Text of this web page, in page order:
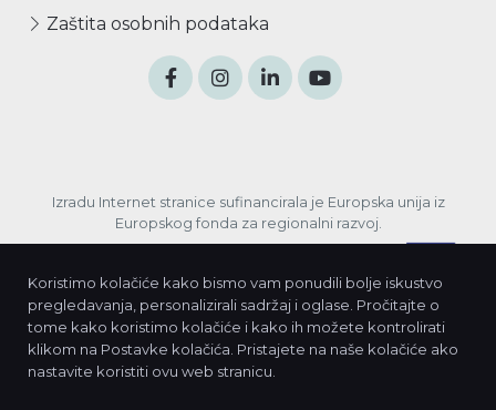
Zaštita osobnih podataka
Izradu Internet stranice sufinancirala je Europska unija iz
Europskog fonda za regionalni razvoj.
Koristimo kolačiće kako bismo vam ponudili bolje iskustvo
pregledavanja, personalizirali sadržaj i oglase. Pročitajte o
tome kako koristimo kolačiće i kako ih možete kontrolirati
klikom na Postavke kolačića. Pristajete na naše kolačiće ako
nastavite koristiti ovu web stranicu.